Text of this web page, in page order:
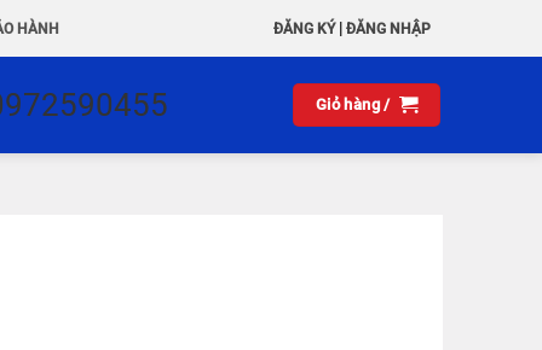
HÀNH ĐĂNG KÝ| ĐĂNG NHẬP
Giỏ hàng /